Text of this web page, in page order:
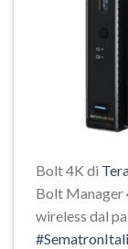
Bolt 4K di
Bolt Manager
wireless dal
#